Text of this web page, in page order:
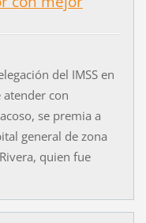
del IMSS en
atender con
se premia a
general de zona
quien fue